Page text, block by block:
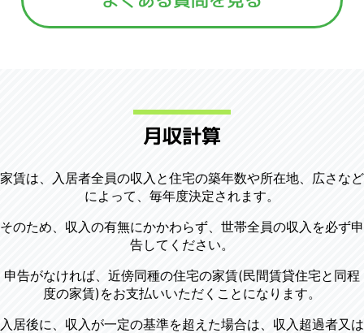
月収計算
家賃は、入居者全員の収入と住宅の築年数や所在地、広さなど
によって、毎年度決定されます。
そのため、収入の有無にかかわらず、世帯全員の収入を必ず申
告してください。
申告がなければ、近傍同種の住宅の家賃(民間賃貸住宅と同程
度の家賃)をお支払いいただくことになります。
入居後に、収入が一定の基準を超えた場合は、収入超過者又は